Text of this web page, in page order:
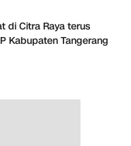
di Citra Raya terus
Kabupaten Tangerang